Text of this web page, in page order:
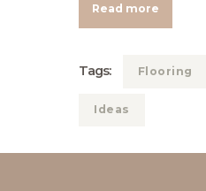
Read more
Tags: Flooring
Ideas